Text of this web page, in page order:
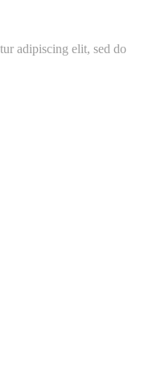
adipiscing elit, sed do